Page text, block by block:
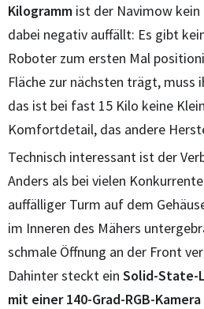
Kilogramm ist der Navimow
dabei negativ auffällt: Es gibt
Roboter zum ersten Mal
Fläche zur nächsten trägt,
das ist bei fast 15 Kilo keine
Komfortdetail, das andere
Technisch interessant ist der
Anders als bei vielen
auffälliger Turm auf dem
im Inneren des Mähers
schmale Öffnung an der Front
Dahinter steckt ein Solid-State-
mit einer 140-Grad-RGB-Kamera